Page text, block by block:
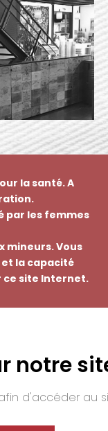
la santé. A
par les femmes
mineurs. Vous
la capacité
ce site Internet.
notre
d'accéder au